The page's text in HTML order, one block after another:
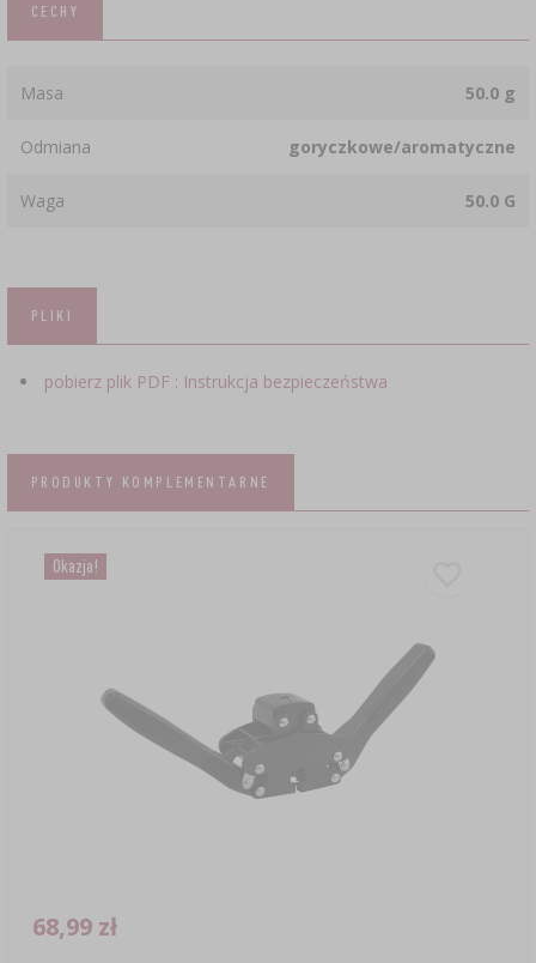
CECHY
Masa 50.0 g
Odmiana goryczkowe/aromatyczne
Waga 50.0 G
PLIKI
pobierz plik PDF : Instrukcja bezpieczeństwa
PRODUKTY KOMPLEMENTARNE
Okazja!
68,99 zł